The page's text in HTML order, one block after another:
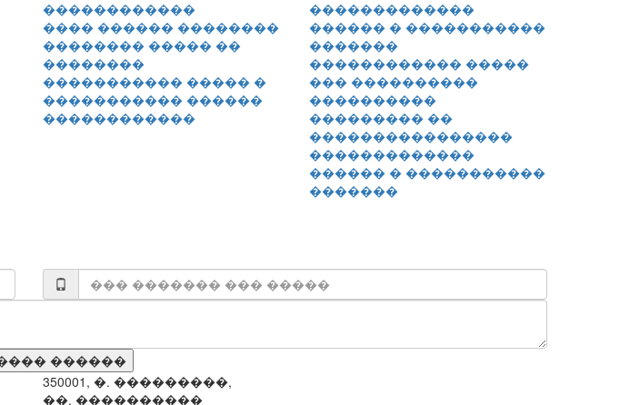
���� ������ ��������
�������� ����� ��
��������
����������� ����� �
����������� ������
������������
������������ �����
��� ����������
����������
��������� ��
����������������
�������������
������ � �����������
�������
350001, �. ���������,
��. ����������